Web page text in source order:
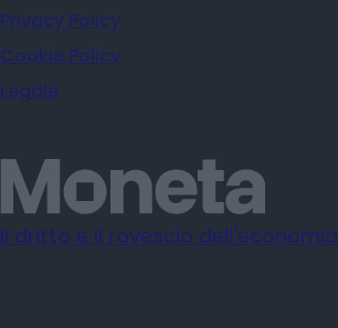
Privacy Policy
Cookie Policy
Legale
Il dritto e il rovescio dell'economia